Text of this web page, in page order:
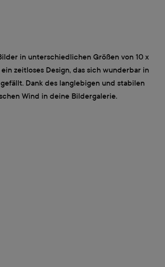
in unterschiedlichen Größen von 10 x
zeitloses Design, das sich wunderbar in
Dank des langlebigen und stabilen
Wind in deine Bildergalerie.